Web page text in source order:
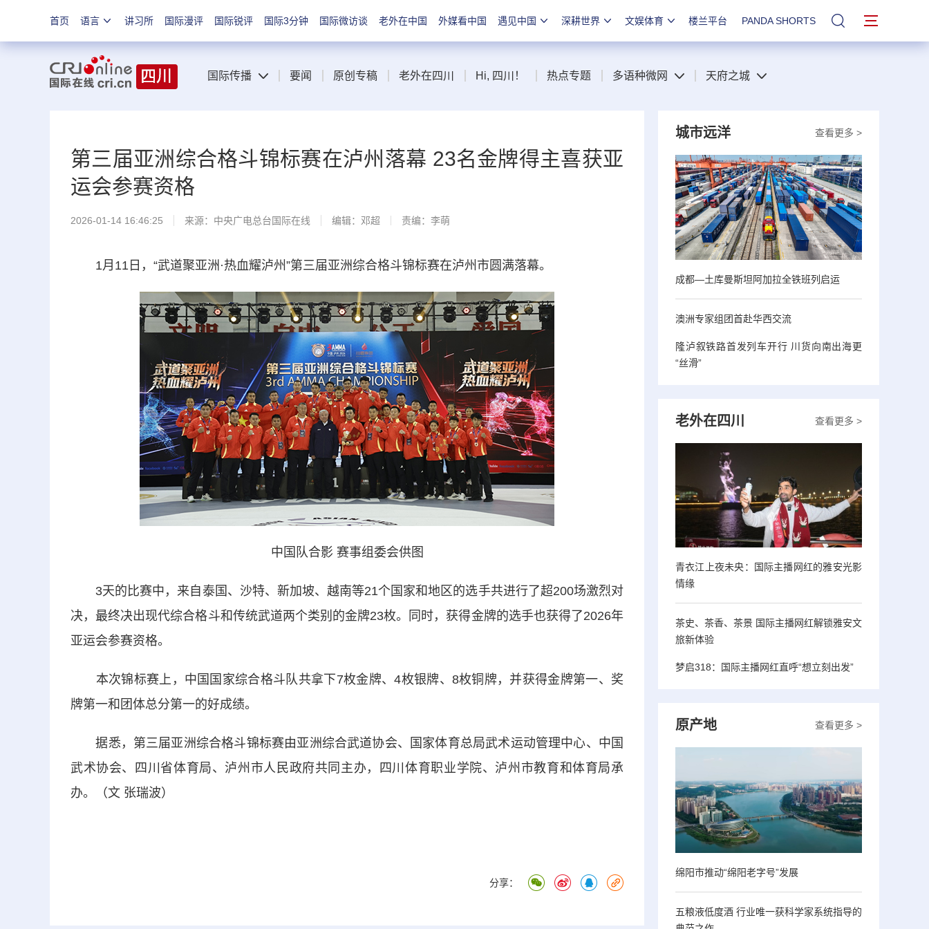
首页 语言 讲习所 国际漫评 国际锐评 国际3分钟 国际微访谈 老外在中国 外媒看中国 遇见中国 深耕世界 文娱体育 楼兰平台 PANDA SHORTS 站内搜索
国际传播 要闻 原创专稿 老外在四川 Hi, 四川！ 热点专题 多语种微网 天府之城
第三届亚洲综合格斗锦标赛在泸州落幕 23名金牌得主喜获亚
运会参赛资格
2026-01-14 16:46:25 来源：中央广电总台国际在线 编辑：邓超 责编：李萌
1月11日，“武道聚亚洲·热血耀泸州”第三届亚洲综合格斗锦标赛在泸州市圆满落幕。
中国队合影 赛事组委会供图
3天的比赛中，来自泰国、沙特、新加坡、越南等21个国家和地区的选手共进行了超200场激烈对
决，最终决出现代综合格斗和传统武道两个类别的金牌23枚。同时，获得金牌的选手也获得了2026年
亚运会参赛资格。
本次锦标赛上，中国国家综合格斗队共拿下7枚金牌、4枚银牌、8枚铜牌，并获得金牌第一、奖
牌第一和团体总分第一的好成绩。
据悉，第三届亚洲综合格斗锦标赛由亚洲综合武道协会、国家体育总局武术运动管理中心、中国
武术协会、四川省体育局、泸州市人民政府共同主办，四川体育职业学院、泸州市教育和体育局承
办。（文 张瑞波）
分享：
查看更多 >
城市远洋
成都—土库曼斯坦阿加拉全铁班列启运
澳洲专家组团首赴华西交流
隆泸叙铁路首发列车开行 川货向南出海更
“丝滑”
查看更多 >
老外在四川
青衣江上夜未央：国际主播网红的雅安光影
情缘
茶史、茶香、茶景 国际主播网红解锁雅安文
旅新体验
梦启318：国际主播网红直呼“想立刻出发”
查看更多 >
原产地
绵阳市推动“绵阳老字号”发展
五粮液低度酒 行业唯一获科学家系统指导的